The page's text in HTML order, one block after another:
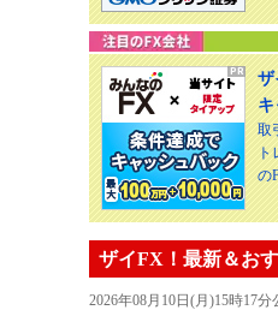
ザ
取
の
ザイFX！最新＆お
2026年08月10日(月)15時17分